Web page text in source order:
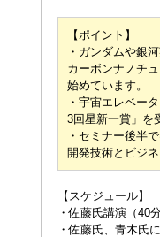
【ポイント】
・ガンダムや銀
カーボンナノチ
始めています。
・宇宙エレベー
3回星新一賞」を
・セミナー後半
開発技術とビジ
【スケジュール】
・佐藤氏講演（40分
・佐藤氏、青木氏